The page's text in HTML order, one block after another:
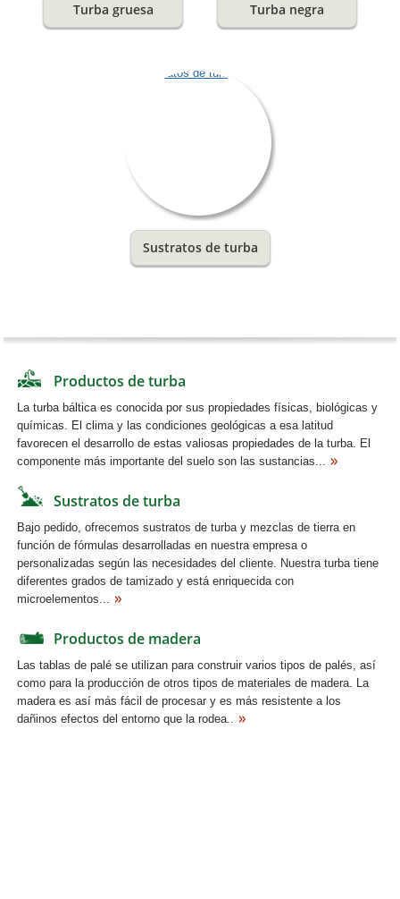
Turba gruesa Turba negra
Sustratos de turba
Productos de turba
La turba báltica es conocida por sus propiedades físicas, biológicas y
químicas. El clima y las condiciones geológicas a esa latitud
favorecen el desarrollo de estas valiosas propiedades de la turba. El
componente más importante del suelo son las sustancias...
Sustratos de turba
Bajo pedido, ofrecemos sustratos de turba y mezclas de tierra en
función de fórmulas desarrolladas en nuestra empresa o
personalizadas según las necesidades del cliente. Nuestra turba tiene
diferentes grados de tamizado y está enriquecida con
microelementos...
Productos de madera
Las tablas de palé se utilizan para construir varios tipos de palés, así
como para la producción de otros tipos de materiales de madera. La
madera es así más fácil de procesar y es más resistente a los
dañinos efectos del entorno que la rodea..